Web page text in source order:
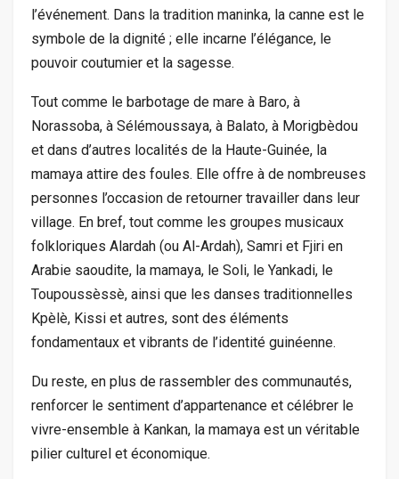
l’événement. Dans la tradition maninka, la canne est le
symbole de la dignité ; elle incarne l’élégance, le
pouvoir coutumier et la sagesse.
Tout comme le barbotage de mare à Baro, à
Norassoba, à Sélémoussaya, à Balato, à Morigbèdou
et dans d’autres localités de la Haute-Guinée, la
mamaya attire des foules. Elle offre à de nombreuses
personnes l’occasion de retourner travailler dans leur
village. En bref, tout comme les groupes musicaux
folkloriques Alardah (ou Al-Ardah), Samri et Fjiri en
Arabie saoudite, la mamaya, le Soli, le Yankadi, le
Toupoussèssè, ainsi que les danses traditionnelles
Kpèlè, Kissi et autres, sont des éléments
fondamentaux et vibrants de l’identité guinéenne.
Du reste, en plus de rassembler des communautés,
renforcer le sentiment d’appartenance et célébrer le
vivre-ensemble à Kankan, la mamaya est un véritable
pilier culturel et économique.